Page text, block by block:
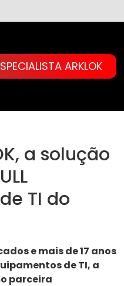
ARKLOK
a solução
TI do
e mais de 17 anos
de TI, a
parceira